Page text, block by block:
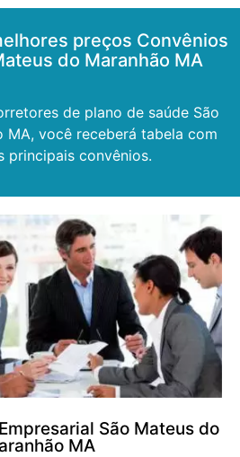
preços Convênios
do Maranhão MA
de plano de saúde São
MA, você receberá tabela com
principais convênios.
São Mateus do
MA